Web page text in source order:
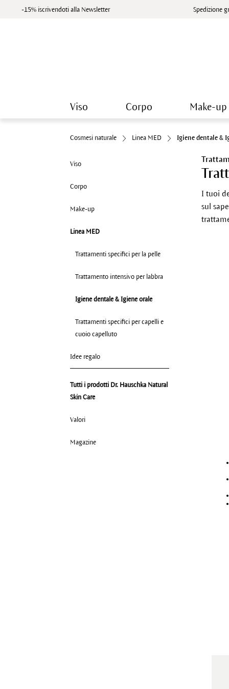
-15% iscrivendoti alla Newsletter Spedizione
Viso Corpo Make-up
Cosmesi naturale Linea MED Igiene dentale &
Viso
Corpo
Make-up
Linea MED
Trattamenti specifici per la pelle
Trattamento intensivo per labbra
Igiene dentale & Igiene orale
Trattamenti specifici per capelli e
cuoio capelluto
Idee regalo
Tutti i prodotti Dr. Hauschka Natural
Skin Care
Valori
Magazine
I tuoi
sul